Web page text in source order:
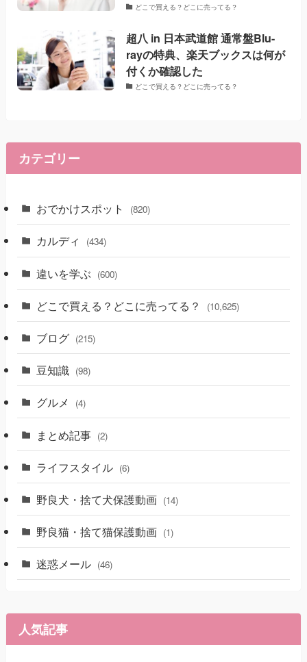
どこで買える？どこに売ってる？
超八 in 日本武道館 通常盤Blu-
rayの特典、楽天ブックスは何が
付くか確認した
どこで買える？どこに売ってる？
カテゴリー
おでかけスポット (820)
カルディ (434)
違いを学ぶ (600)
どこで買える？どこに売ってる？ (10,625)
ブログ (215)
豆知識 (98)
グルメ (4)
まとめ記事 (2)
ライフスタイル (6)
野良犬・捨て犬保護動画 (14)
野良猫・捨て猫保護動画 (1)
迷惑メール (46)
人気記事